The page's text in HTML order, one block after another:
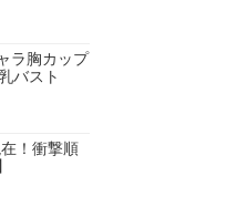
ラ胸カップ
バスト
！衝撃順